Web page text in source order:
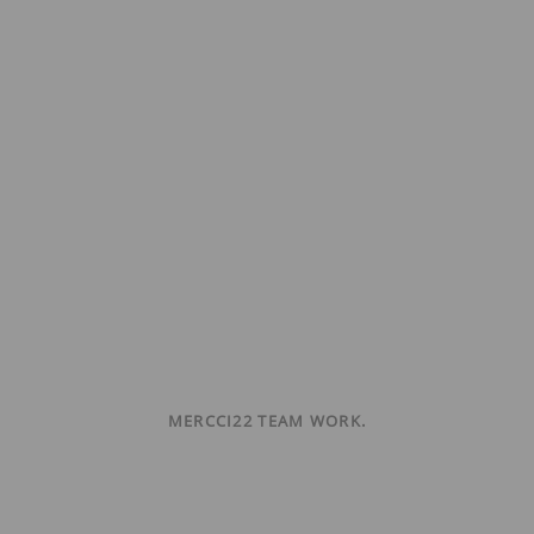
MERCCI22 TEAM WORK.